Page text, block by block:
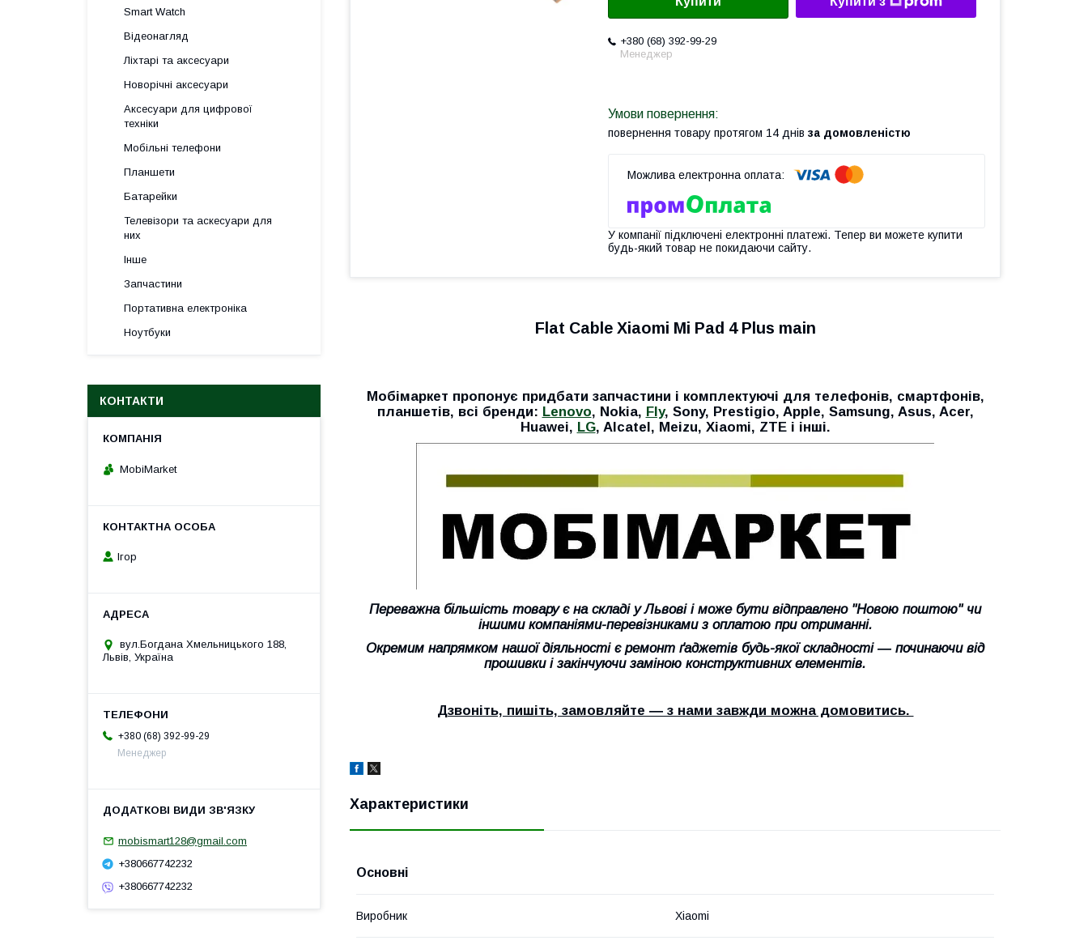
+380 (68) 392-99-29
Менеджер
повернення товару протягом 14 днів за домовленістю
У компанії підключені електронні платежі. Тепер ви можете купити
будь-який товар не покидаючи сайту.
Flat Cable Xiaomi Mi Pad 4 Plus main
Мобімаркет пропонує придбати запчастини і комплектуючі для телефонів, смартфонів,
планшетів, всі бренди: Lenovo, Nokia, Fly, Sony, Prestigio, Apple, Samsung, Asus, Acer,
Huawei, LG, Alcatel, Meizu, Xiaomi, ZTE і інші.
Переважна більшість товару є на складі у Львові і може бути відправлено "Новою поштою" чи
іншими компаніями-перевізниками з оплатою при отриманні.
Окремим напрямком нашої діяльності є ремонт ґаджетів будь-якої складності ― починаючи від
прошивки і закінчуючи заміною конструктивних елементів.
Дзвоніть, пишіть, замовляйте ― з нами завжди можна домовитись.
Характеристики
Основні
Виробник Xiaomi
Smart Watch
Відеонагляд
Ліхтарі та аксесуари
Новорічні аксесуари
Аксесуари для цифрової
техніки
Мобільні телефони
Планшети
Батарейки
Телевізори та аскесуари для
них
Інше
Запчастини
Портативна електроніка
Ноутбуки
КОНТАКТИ
MobiMarket
Ігор
вул.Богдана Хмельницького 188,
Львів, Україна
+380 (68) 392-99-29
Менеджер
mobismart128@gmail.com
+380667742232
+380667742232